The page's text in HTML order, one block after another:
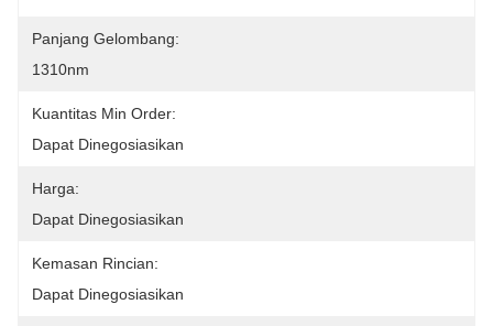
Panjang Gelombang:
1310nm
Kuantitas Min Order:
Dapat Dinegosiasikan
Harga:
Dapat Dinegosiasikan
Kemasan Rincian:
Dapat Dinegosiasikan